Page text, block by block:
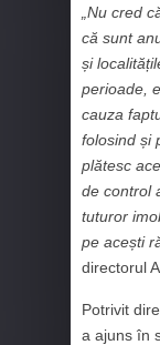
„Nu cred
că sunt
și
perioade,
cauza
folosind și
plătesc
de control
tuturor
pe acești
directorul
Potrivit
a ajuns în